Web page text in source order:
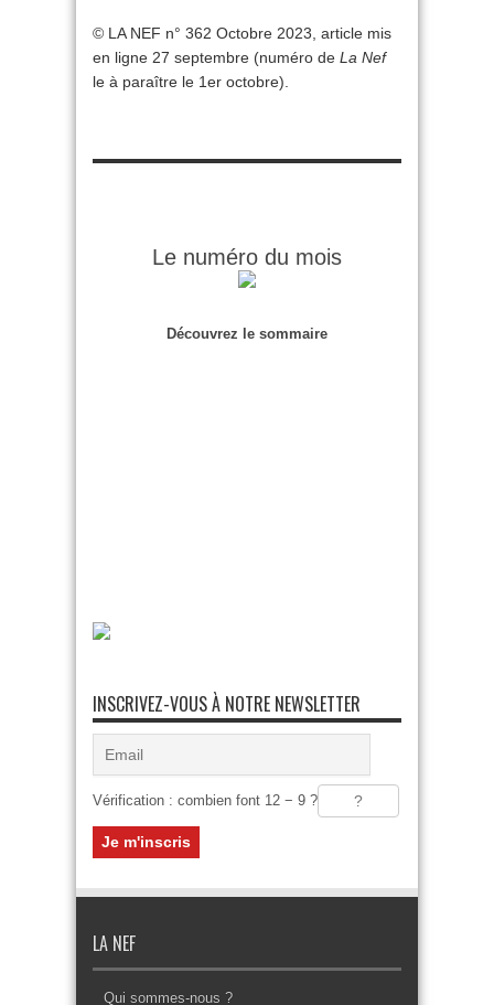
© LA NEF n° 362 Octobre 2023, article mis
en ligne 27 septembre (numéro de La Nef
le à paraître le 1er octobre).
Le numéro du mois
Découvrez le sommaire
INSCRIVEZ-VOUS À NOTRE NEWSLETTER
Vérification : combien font 12 − 9 ?
LA NEF
Qui sommes-nous ?